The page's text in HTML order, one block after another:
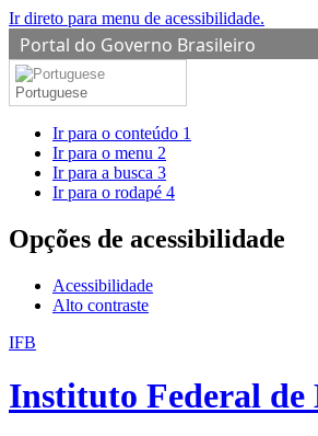
Ir direto para menu de acessibilidade.
Portal do Governo Brasileiro
Portuguese
Ir para o conteúdo 1
Ir para o menu 2
Ir para a busca 3
Ir para o rodapé 4
Opções de acessibilidade
Acessibilidade
Alto contraste
IFB
Instituto Federal de